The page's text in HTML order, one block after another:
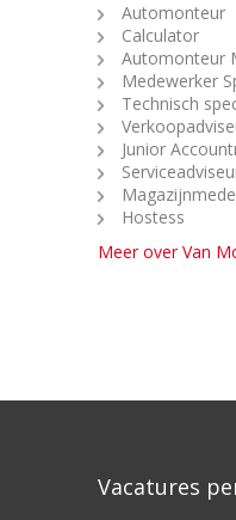
Automonteur
Calculator
Automonteur
Medewerker
Technisch
Junior
Hostess
Meer over Van
Vacatures